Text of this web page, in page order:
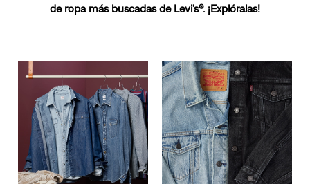
de ropa más buscadas de Levi’s®. ¡Explóralas!